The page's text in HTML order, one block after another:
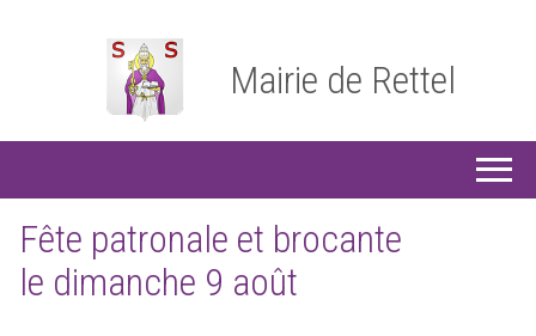
Mairie de Rettel
Fête patronale et brocante
le dimanche 9 août